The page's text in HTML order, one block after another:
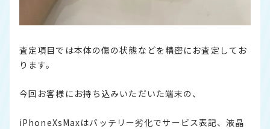
査定項目では本体の傷の状態などを精密にお査定してお
ります。
今回お客様にお持ち込みいただいた端末の、
iPhoneXsMaxはバッテリー劣化でサービス表記、液晶